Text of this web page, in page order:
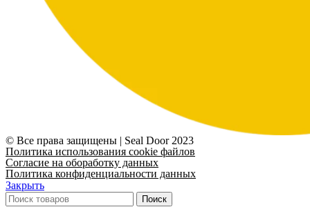
© Все права защищены | Seal Door 2023
Политика использования cookie файлов
Согласие на обоработку данных
Политика конфиденциальности данных
Закрыть
Поиск